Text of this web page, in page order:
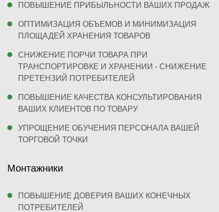
ПОВЫШЕНИЕ ПРИБЫЛЬНОСТИ ВАШИХ ПРОДАЖ
ОПТИМИЗАЦИЯ ОБЪЕМОВ И МИНИМИЗАЦИЯ
ПЛОЩАДЕЙ ХРАНЕНИЯ ТОВАРОВ
СНИЖЕНИЕ ПОРЧИ ТОВАРА ПРИ
ТРАНСПОРТИРОВКЕ И ХРАНЕНИИ - СНИЖЕНИЕ
ПРЕТЕНЗИЙ ПОТРЕБИТЕЛЕЙ
ПОВЫШЕНИЕ КАЧЕСТВА КОНСУЛЬТИРОВАНИЯ
ВАШИХ КЛИЕНТОВ ПО ТОВАРУ
УПРОЩЕНИЕ ОБУЧЕНИЯ ПЕРСОНАЛА ВАШЕЙ
ТОРГОВОЙ ТОЧКИ
Монтажники
ПОВЫШЕНИЕ ДОВЕРИЯ ВАШИХ КОНЕЧНЫХ
ПОТРЕБИТЕЛЕЙ